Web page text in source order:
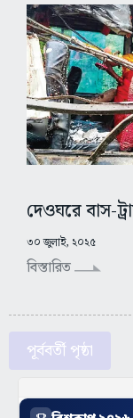
দেওঘরে বাস-
৩০ জুলাই, ২০২৫
বিস্তারিত
পূর্ববর্তী পৃষ্ঠা